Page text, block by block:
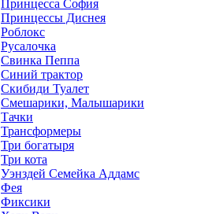
Принцесса София
Принцессы Диснея
Роблокс
Русалочка
Свинка Пеппа
Синий трактор
Скибиди Туалет
Смешарики, Малышарики
Тачки
Трансформеры
Три богатыря
Три кота
Уэнздей Семейка Аддамс
Фея
Фиксики